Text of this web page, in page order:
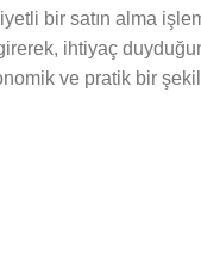
bir satın alma
ihtiyaç
ve pratik bir